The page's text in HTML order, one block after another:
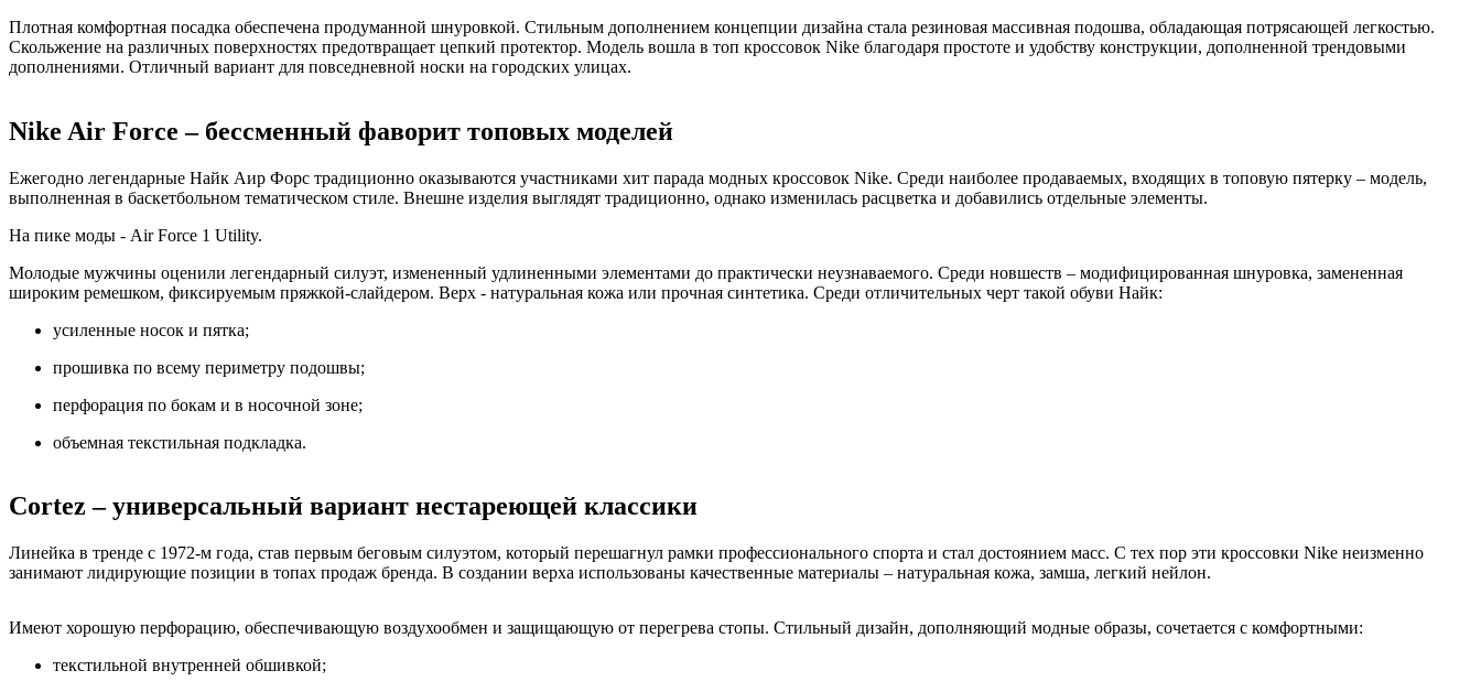
Плотная комфортная посадка обеспечена продуманной шнуровкой. Стильным дополнением концепции дизайна стала резиновая массивная подошва, обладающая потрясающей легкостью.
Скольжение на различных поверхностях предотвращает цепкий протектор. Модель вошла в топ кроссовок Nike благодаря простоте и удобству конструкции, дополненной трендовыми
дополнениями. Отличный вариант для повседневной носки на городских улицах.
Nike Air Force – бессменный фаворит топовых моделей
Ежегодно легендарные Найк Аир Форс традиционно оказываются участниками хит парада модных кроссовок Nike. Среди наиболее продаваемых, входящих в топовую пятерку – модель,
выполненная в баскетбольном тематическом стиле. Внешне изделия выглядят традиционно, однако изменилась расцветка и добавились отдельные элементы.
На пике моды - Air Force 1 Utility.
Молодые мужчины оценили легендарный силуэт, измененный удлиненными элементами до практически неузнаваемого. Среди новшеств – модифицированная шнуровка, замененная
широким ремешком, фиксируемым пряжкой-слайдером. Верх - натуральная кожа или прочная синтетика. Среди отличительных черт такой обуви Найк:
усиленные носок и пятка;
прошивка по всему периметру подошвы;
перфорация по бокам и в носочной зоне;
объемная текстильная подкладка.
Cortez – универсальный вариант нестареющей классики
Линейка в тренде с 1972-м года, став первым беговым силуэтом, который перешагнул рамки профессионального спорта и стал достоянием масс. С тех пор эти кроссовки Nike неизменно
занимают лидирующие позиции в топах продаж бренда. В создании верха использованы качественные материалы – натуральная кожа, замша, легкий нейлон.
Имеют хорошую перфорацию, обеспечивающую воздухообмен и защищающую от перегрева стопы. Стильный дизайн, дополняющий модные образы, сочетается с комфортными:
текстильной внутренней обшивкой;